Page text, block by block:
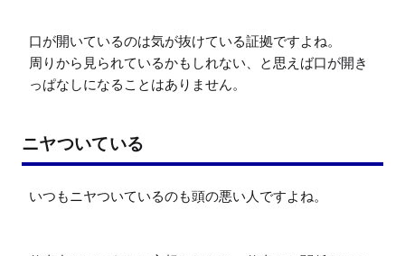
口が開いているのは気が抜けている証拠ですよね。
周りから見られているかもしれない、と思えば口が開き
っぱなしになることはありません。
ニヤついている
いつもニヤついているのも頭の悪い人ですよね。